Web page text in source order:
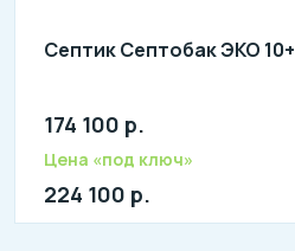
Септик Септобак ЭКО 10+
Количество человек: 8-11
литров в сутки: 2000
174 100 р.
Цена «под ключ»
224 100 р.